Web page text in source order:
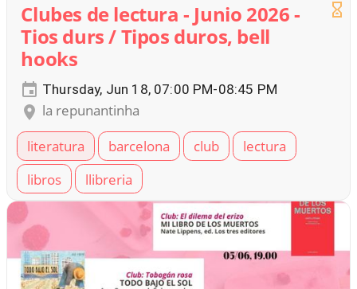
Clubes de lectura - Junio 2026 -
Tios durs / Tipos duros, bell
hooks
Thursday, Jun 18, 07:00 PM-08:45 PM
la repunantinha
literatura
barcelona club
lectura
libros
llibreria